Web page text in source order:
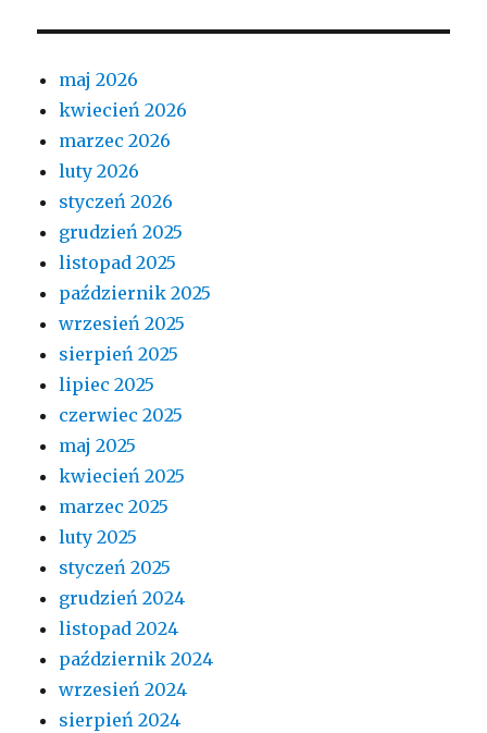
maj 2026
kwiecień 2026
marzec 2026
luty 2026
styczeń 2026
grudzień 2025
listopad 2025
październik 2025
wrzesień 2025
sierpień 2025
lipiec 2025
czerwiec 2025
maj 2025
kwiecień 2025
marzec 2025
luty 2025
styczeń 2025
grudzień 2024
listopad 2024
październik 2024
wrzesień 2024
sierpień 2024